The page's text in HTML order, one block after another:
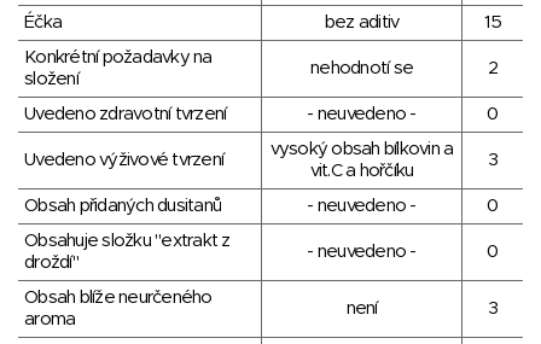
Éčka bez aditiv
15
Konkrétní požadavky na
složení
nehodnotí se 2
Uvedeno zdravotní tvrzení - neuvedeno - 0
Uvedeno výživové tvrzení
vysoký obsah bílkovin a
vit.C a hořčíku
3
Obsah přidaných dusitanů - neuvedeno -
0
Obsahuje složku "extrakt z
droždí"
- neuvedeno - 0
Obsah blíže neurčeného
aroma
není 3